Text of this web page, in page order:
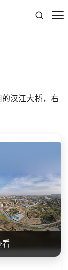
汉江大桥，右